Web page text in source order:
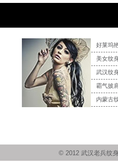
好莱坞
美女纹
武汉纹
霸气披
内蒙古
© 2012 武汉老兵纹